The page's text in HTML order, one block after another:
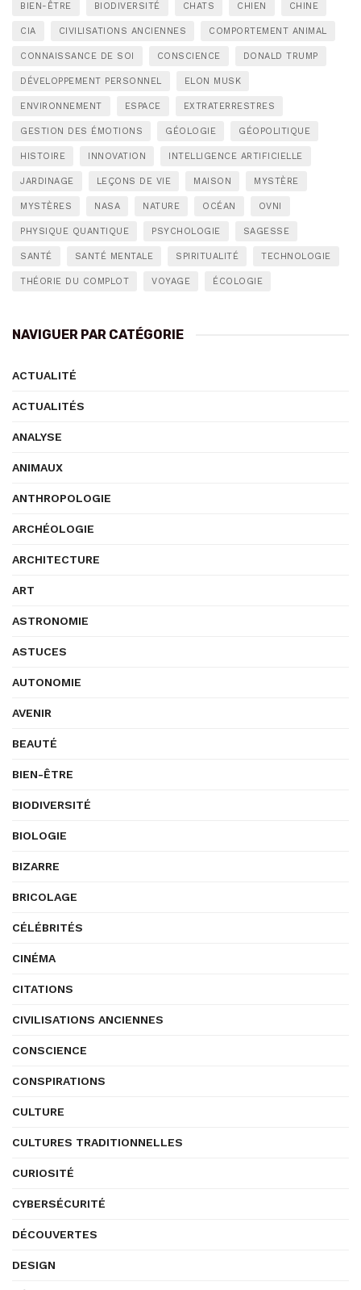
BIEN-ÊTRE BIODIVERSITÉ CHATS CHIEN CHINE
CIA CIVILISATIONS ANCIENNES COMPORTEMENT ANIMAL
CONNAISSANCE DE SOI CONSCIENCE DONALD TRUMP
DÉVELOPPEMENT PERSONNEL ELON MUSK
ENVIRONNEMENT ESPACE EXTRATERRESTRES
GESTION DES ÉMOTIONS GÉOLOGIE GÉOPOLITIQUE
HISTOIRE INNOVATION INTELLIGENCE ARTIFICIELLE
JARDINAGE LEÇONS DE VIE MAISON MYSTÈRE
MYSTÈRES NASA NATURE OCÉAN OVNI
PHYSIQUE QUANTIQUE PSYCHOLOGIE SAGESSE
SANTÉ SANTÉ MENTALE SPIRITUALITÉ TECHNOLOGIE
THÉORIE DU COMPLOT VOYAGE ÉCOLOGIE
NAVIGUER PAR CATÉGORIE
ACTUALITÉ
ACTUALITÉS
ANALYSE
ANIMAUX
ANTHROPOLOGIE
ARCHÉOLOGIE
ARCHITECTURE
ART
ASTRONOMIE
ASTUCES
AUTONOMIE
AVENIR
BEAUTÉ
BIEN-ÊTRE
BIODIVERSITÉ
BIOLOGIE
BIZARRE
BRICOLAGE
CÉLÉBRITÉS
CINÉMA
CITATIONS
CIVILISATIONS ANCIENNES
CONSCIENCE
CONSPIRATIONS
CULTURE
CULTURES TRADITIONNELLES
CURIOSITÉ
CYBERSÉCURITÉ
DÉCOUVERTES
DESIGN